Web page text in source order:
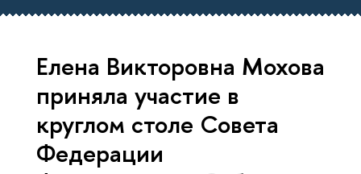
Елена Викторовна Мохова
приняла участие в
круглом столе Совета
Федерации